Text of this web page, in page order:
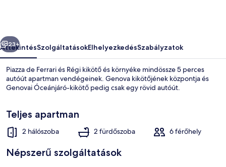
képgalériája
Ház | 2 hálószoba
Következő
23+
ÁttekintésSzolgáltatásokElhelyezkedésSzabályzatok
Piazza de Ferrari és Régi kikötő és környéke mindössze 5 perces
autóút apartman vendégeinek. Genova kikötőjének központja és
Genovai Óceánjáró-kikötő pedig csak egy rövid autóút.
Teljes apartman
2 hálószoba 2 fürdőszoba 6 férőhely
Népszerű szolgáltatások